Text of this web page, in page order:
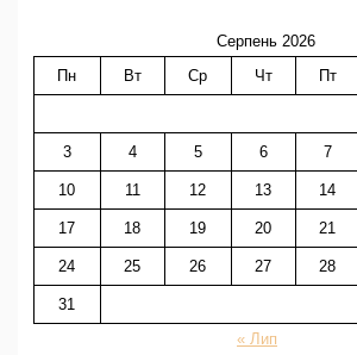
Серпень 2026
Пн
Вт Ср Чт Пт
3 4 5 6 7
10 11 12 13 14
17 18 19 20 21
24 25 26 27 28
31
« Лип